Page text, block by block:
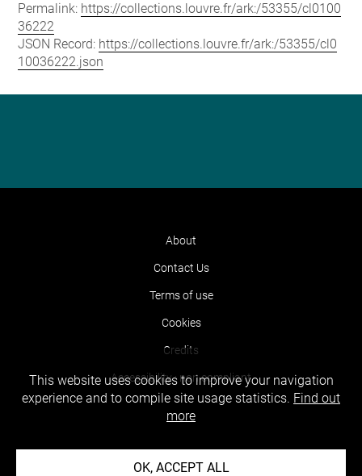
Permalink: https://collections.louvre.fr/ark:/53355/cl0100
36222
JSON Record: https://collections.louvre.fr/ark:/53355/cl0
10036222.json
About
Contact Us
Terms of use
Cookies
Credits
Accessibility : non compliant
This website uses cookies to improve your navigation
experience and to compile site usage statistics. Find out
more
OK, ACCEPT ALL